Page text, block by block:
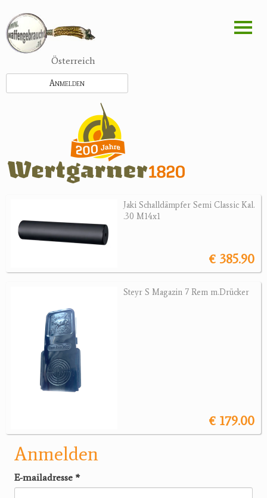
zum
Inhalt
Österreich
Anmelden
Jaki Schalldämpfer Semi Classic Kal.
.30 M14x1
€ 385.90
Steyr S Magazin 7 Rem m.Drücker
€ 179.00
Anmelden
E-mailadresse *